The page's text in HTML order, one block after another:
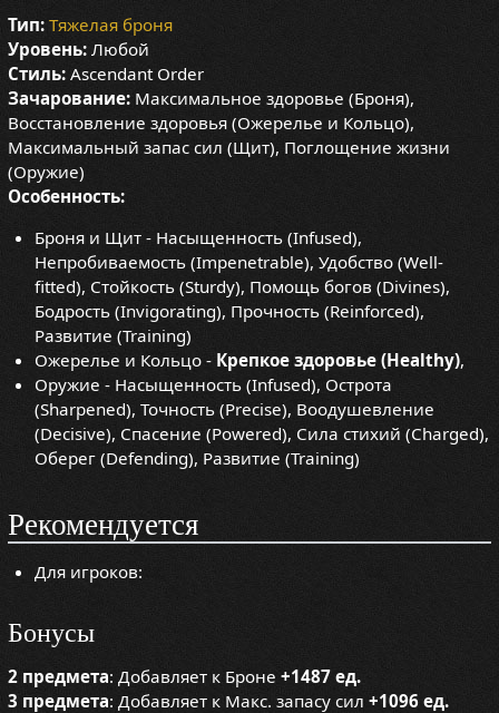
Тип: Тяжелая броня
Уровень:Любой
Стиль:Ascendant Order
Зачарование:Максимальное здоровье (Броня),
Восстановление здоровья (Ожерелье и Кольцо),
Максимальный запас сил (Щит), Поглощение жизни
(Оружие)
Особенность:
Броня и Щит - Насыщенность (Infused),
Непробиваемость (Impenetrable), Удобство (Well-
fitted), Стойкость (Sturdy), Помощь богов (Divines),
Бодрость (Invigorating), Прочность (Reinforced),
Развитие (Training)
Ожерелье и Кольцо - Крепкое здоровье (Healthy),
Оружие - Насыщенность (Infused), Острота
(Sharpened), Точность (Precise), Воодушевление
(Decisive), Спасение (Powered), Сила стихий (Charged),
Оберег (Defending), Развитие (Training)
Рекомендуется
Для игроков:
Бонусы
2 предмета: Добавляет к Броне +1487 ед.
3 предмета: Добавляет к Макс. запасу сил +1096 ед.